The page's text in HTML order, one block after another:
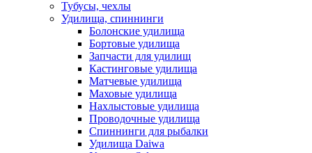
Тубусы, чехлы
Удилища, спиннинги
Болонские удилища
Бортовые удилища
Запчасти для удилищ
Кастинговые удилища
Матчевые удилища
Маховые удилища
Нахлыстовые удилища
Проводочные удилища
Спиннинги для рыбалки
Удилища Daiwa